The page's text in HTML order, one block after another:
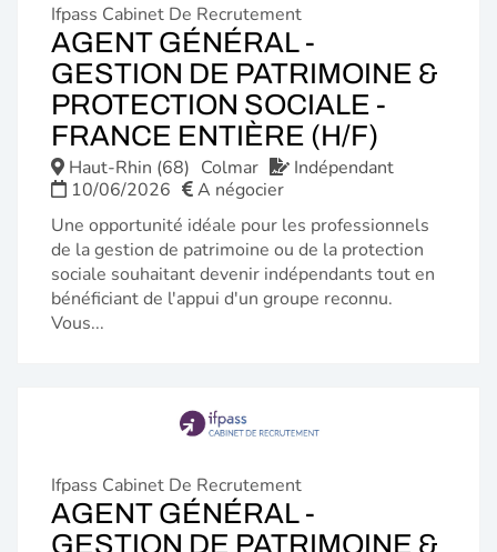
Ifpass Cabinet De Recrutement
AGENT GÉNÉRAL -
GESTION DE PATRIMOINE &
PROTECTION SOCIALE -
FRANCE ENTIÈRE (H/F)
Haut-Rhin (68) Colmar
Indépendant
10/06/2026
A négocier
Une opportunité idéale pour les professionnels
de la gestion de patrimoine ou de la protection
sociale souhaitant devenir indépendants tout en
bénéficiant de l'appui d'un groupe reconnu.
Vous...
Ifpass Cabinet De Recrutement
AGENT GÉNÉRAL -
GESTION DE PATRIMOINE &